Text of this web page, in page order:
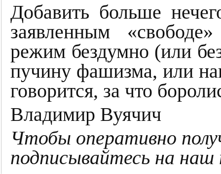
Добавить больше
заявленным
режим бездумно (или
пучину фашизма, или
говорится, за что
Владимир Вуячич
Чтобы оперативно
подписывайтесь на